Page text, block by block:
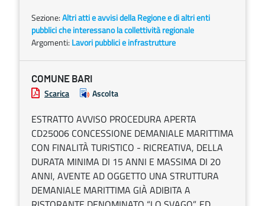
Sezione:Altri atti e avvisi della Regione e di altri enti
pubblici che interessano la collettività regionale
Argomenti: Lavori pubblici e infrastrutture
COMUNE BARI
Scarica Ascolta
ESTRATTO AVVISO PROCEDURA APERTA
CD25006 CONCESSIONE DEMANIALE MARITTIMA
CON FINALITÀ TURISTICO - RICREATIVA, DELLA
DURATA MINIMA DI 15 ANNI E MASSIMA DI 20
ANNI, AVENTE AD OGGETTO UNA STRUTTURA
DEMANIALE MARITTIMA GIÀ ADIBITA A